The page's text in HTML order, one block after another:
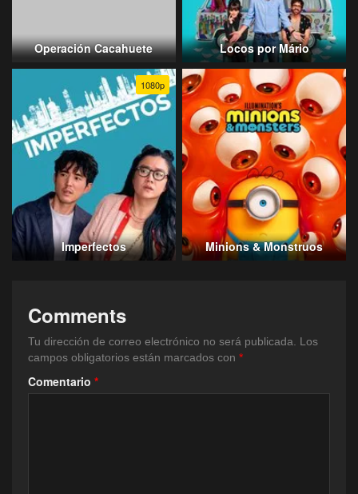
Operación Cacahuete Locos por Mário
1080p
Imperfectos Minions & Monstruos
Comments
Tu dirección de correo electrónico no será publicada.
Los
campos obligatorios están marcados con *
Comentario *